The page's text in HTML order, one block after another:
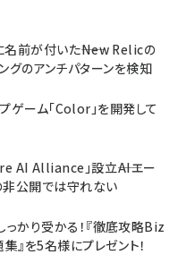
名前が付いた――New Relicの
グのアンチパターンを検知
ゲーム「Color」を開発して
AI Alliance」設立――AIエー
非公開では守れない
かり受かる！『徹底攻略Biz
』を5名様にプレゼント！